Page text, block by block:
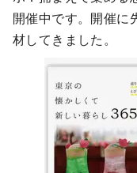
開催中です。開催に
材してきました。